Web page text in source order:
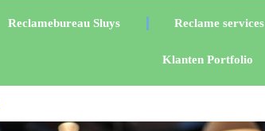
Reclamebureau Sluys Reclame services
Klanten Portfolio